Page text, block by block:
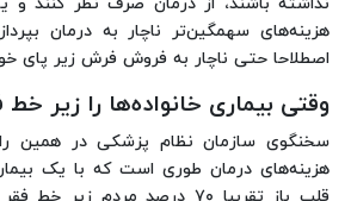
هزینه‌های سهمگین‌تر ناچار به درمان
اصطلاحا حتی ناچار به فروش فرش زیر پای
وقتی بیماری خانواده‌ها را زیر خط
سخنگوی سازمان نظام پزشکی در همین
هزینه‌های درمان طوری است که با یک